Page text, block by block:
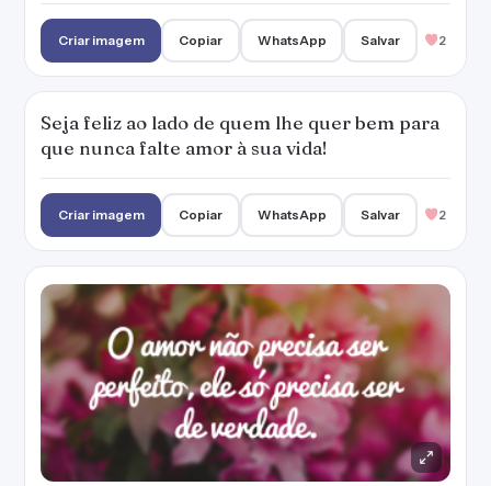
Criar imagem Copiar WhatsApp Salvar 2
Seja feliz ao lado de quem lhe quer bem para
que nunca falte amor à sua vida!
Criar imagem Copiar WhatsApp Salvar 2